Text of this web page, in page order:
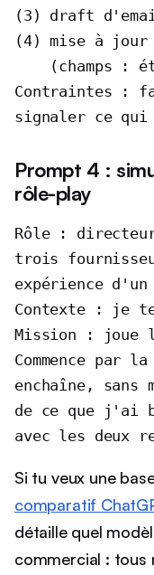
(3) draft
(4) mise à jour
(champs :
Contraintes :
signaler ce qui
Prompt 4 :
rôle-play
Rôle :
trois
expérience
Contexte : je
Mission : joue
Commence par
enchaîne, sans
de ce que j'ai
avec les deux
Si tu veux une
comparatif
détaille quel
commercial : tous